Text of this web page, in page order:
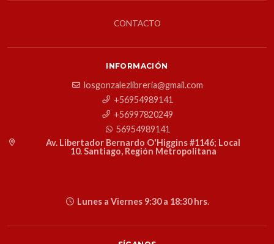
CONTACTO
INFORMACIÓN
losgonzalezlibreria@gmail.com
+56954989141
+56997820249
56954989141
Av. Libertador Bernardo O'Higgins #1146; Local
10. Santiago, Región Metropolitana
Lunes a Viernes 9:30 a 18:30 hrs.